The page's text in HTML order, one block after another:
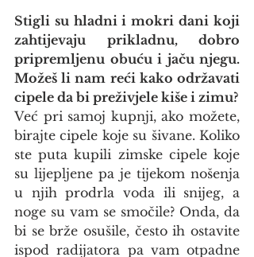
Stigli su hladni i mokri dani koji
zahtijevaju prikladnu, dobro
pripremljenu obuću i jaču njegu.
Možeš li nam reći kako održavati
cipele da bi preživjele kiše i zimu?
Već pri samoj kupnji, ako možete,
birajte cipele koje su šivane. Koliko
ste puta kupili zimske cipele koje
su lijepljene pa je tijekom nošenja
u njih prodrla voda ili snijeg, a
noge su vam se smočile? Onda, da
bi se brže osušile, često ih ostavite
ispod radijatora pa vam otpadne